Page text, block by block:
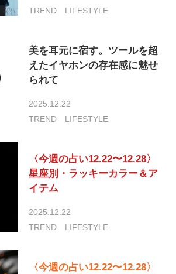
TREND
LIFESTYLE
美を耳元に宿す。ツールを超
えたイヤホンの存在感に魅せ
られて
2025.12.22
TREND
LIFESTYLE
〈今週の占い12.22〜12.28〉
星座別・ラッキーカラー＆ア
イテム
2025.12.22
TREND
LIFESTYLE
〈今週の占い12.22〜12.28〉